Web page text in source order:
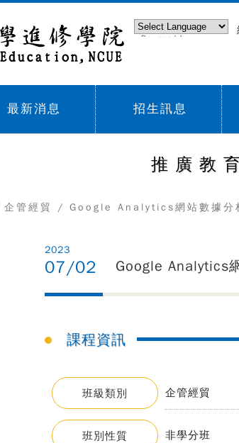
Powered by
最新消息 招生訊息
推廣教
企管經貿 / Google Analytics網站數據分
2023
07/02 Google Analytics
課程資訊
班級類別 企管經貿
班別性質 非學分班